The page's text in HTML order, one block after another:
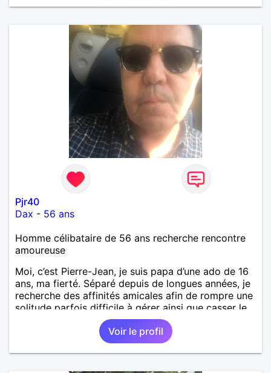
Pjr40
Dax - 56 ans
Homme célibataire de 56 ans recherche rencontre
amoureuse
Moi, c’est Pierre-Jean, je suis papa d’une ado de 16
ans, ma fierté. Séparé depuis de longues années, je
recherche des affinités amicales afin de rompre une
solitude parfois difficile à gérer ainsi que casser le
vague à l’âme. L’amitié reste extrêmement
importante à mes yeux mais peut se décliner en des
sentiments plus puissants. « Le temps fera son
œuvre » disait Arthur Schopenhauer, philosophe
Voir le profil